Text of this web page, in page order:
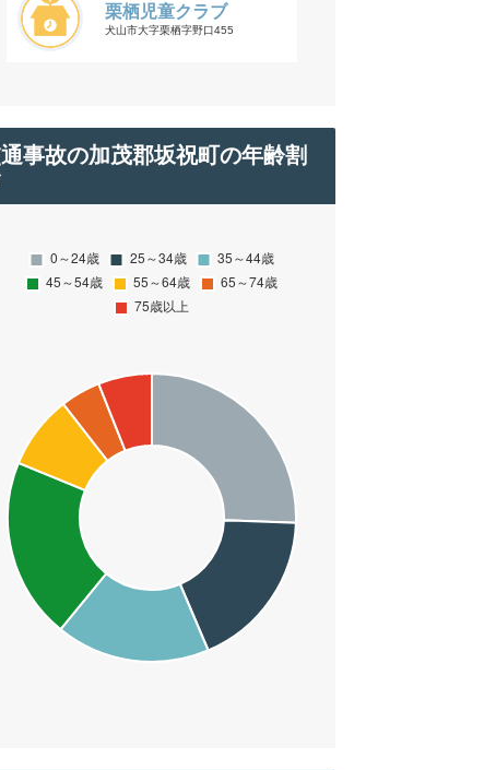
栗栖児童クラブ
犬山市大字栗栖字野口455
事故の加茂郡坂祝町の年齢割